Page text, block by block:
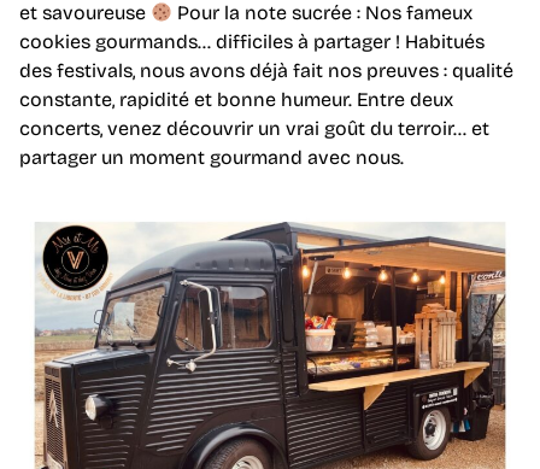
et savoureuse
Pour la note sucrée : Nos fameux
cookies gourmands… difficiles à partager ! Habitués
des festivals, nous avons déjà fait nos preuves : qualité
constante, rapidité et bonne humeur. Entre deux
concerts, venez découvrir un vrai goût du terroir… et
partager un moment gourmand avec nous.